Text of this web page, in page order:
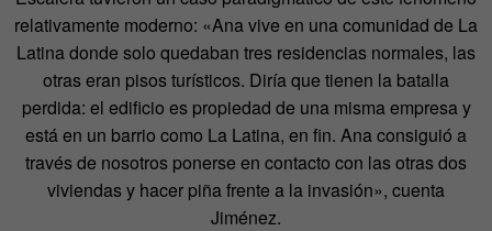
relativamente moderno: «Ana vive en una comunidad de La
Latina donde solo quedaban tres residencias normales, las
otras eran pisos turísticos. Diría que tienen la batalla
perdida: el edificio es propiedad de una misma empresa y
está en un barrio como La Latina, en fin. Ana consiguió a
través de nosotros ponerse en contacto con las otras dos
viviendas y hacer piña frente a la invasión», cuenta
Jiménez.